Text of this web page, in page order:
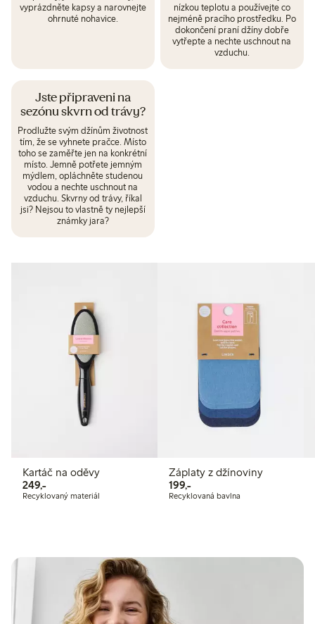
vyprázdněte kapsy a narovnejte
ohrnuté nohavice.
nízkou teplotu a používejte co
nejméně pracího prostředku. Po
dokončení praní džíny dobře
vytřepte a nechte uschnout na
vzduchu.
Jste připraveni na
sezónu skvrn od trávy?
Prodlužte svým džínům životnost
tím, že se vyhnete pračce. Místo
toho se zaměřte jen na konkrétní
místo. Jemně potřete jemným
mýdlem, opláchněte studenou
vodou a nechte uschnout na
vzduchu. Skvrny od trávy, říkal
jsi? Nejsou to vlastně ty nejlepší
známky jara?
Kartáč na oděvy
249,-249,00 Kč
Recyklovaný materiál
Záplaty z džínoviny
199,-199,00 Kč
Recyklovaná bavlna